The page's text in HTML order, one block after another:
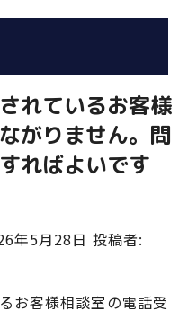
れているお客様
がりません。問
ればよいです
年5月28日 投稿者:
お客様相談室の電話受